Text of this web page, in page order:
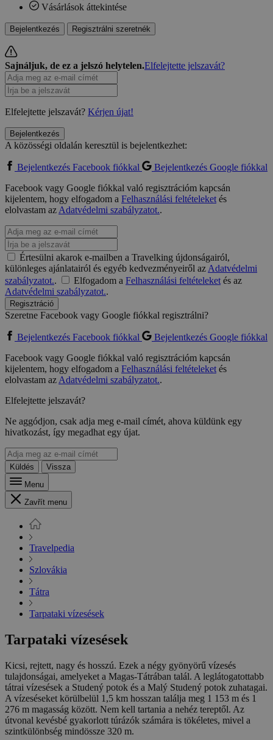
Vásárlások áttekintése
Bejelentkezés Regisztrálni szeretnék
Sajnáljuk, de ez a jelszó helytelen.Elfelejtette jelszavát?
Elfelejtette jelszavát? Kérjen újat!
Bejelentkezés
A közösségi oldalán keresztül is bejelentkezhet:
Bejelentkezés Facebook fiókkal
Bejelentkezés Google fiókkal
Facebook vagy Google fiókkal való regisztrációm kapcsán
kijelentem, hogy elfogadom a Felhasználási feltételeketés
elolvastam azAdatvédelmi szabályzatot..
Értesülni akarok e-mailben a Travelking újdonságairól,
különleges ajánlatairól és egyéb kedvezményeiről azAdatvédelmi
szabályzatot.. Elfogadom a Felhasználási feltételeketés az
Adatvédelmi szabályzatot..
Regisztráció
Szeretne Facebook vagy Google fiókkal regisztrálni?
Bejelentkezés Facebook fiókkal
Bejelentkezés Google fiókkal
Facebook vagy Google fiókkal való regisztrációm kapcsán
kijelentem, hogy elfogadom a Felhasználási feltételeketés
elolvastam azAdatvédelmi szabályzatot..
Elfelejtette jelszavát?
Ne aggódjon, csak adja meg e-mail címét, ahova küldünk egy
hivatkozást, így megadhat egy újat.
Küldés
Vissza
Menu
Zavřít menu
Travelpedia
Szlovákia
Tátra
Tarpataki vízesések
Tarpataki vízesések
Kicsi, rejtett, nagy és hosszú. Ezek a négy gyönyörű vízesés
tulajdonságai, amelyeket a Magas-Tátrában talál. A leglátogatottabb
tátrai vízesések a Studený potok és a Malý Studený potok zuhatagai.
A vízeséseket körülbelül 1,5 km hosszan találja meg 1 153 m és 1
276 m magasság között. Nem kell tartania a nehéz tereptől. Az
útvonal kevésbé gyakorlott túrázók számára is tökéletes, mivel a
szintkülönbség mindössze 320 m.